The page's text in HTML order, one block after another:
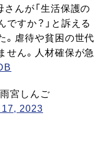
んが「生活保護の
すか？」と訴える
。虐待や貧困の世代
せん。人材確保が急
宮しんご
2023